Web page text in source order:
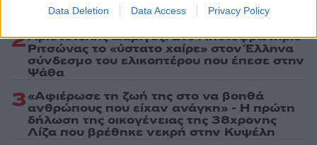
Data Deletion Data Access Privacy Policy
χρόνια μου διδάσκει υπομονή και αγάπη»
2Αριστοτέλης Δαμίγος: Στο Αποτεφρωτήριο
Ριτσώνας το «ύστατο χαίρε» στον Έλληνα
σύνδεσμο του ελικοπτέρου που έπεσε στην
Ψάθα
3«Αφιέρωσε τη ζωή της στο να βοηθά
ανθρώπους που είχαν ανάγκη» - Η πρώτη
δήλωση της οικογένειας της 38χρονης
Λίζα που βρέθηκε νεκρή στην Κυψέλη